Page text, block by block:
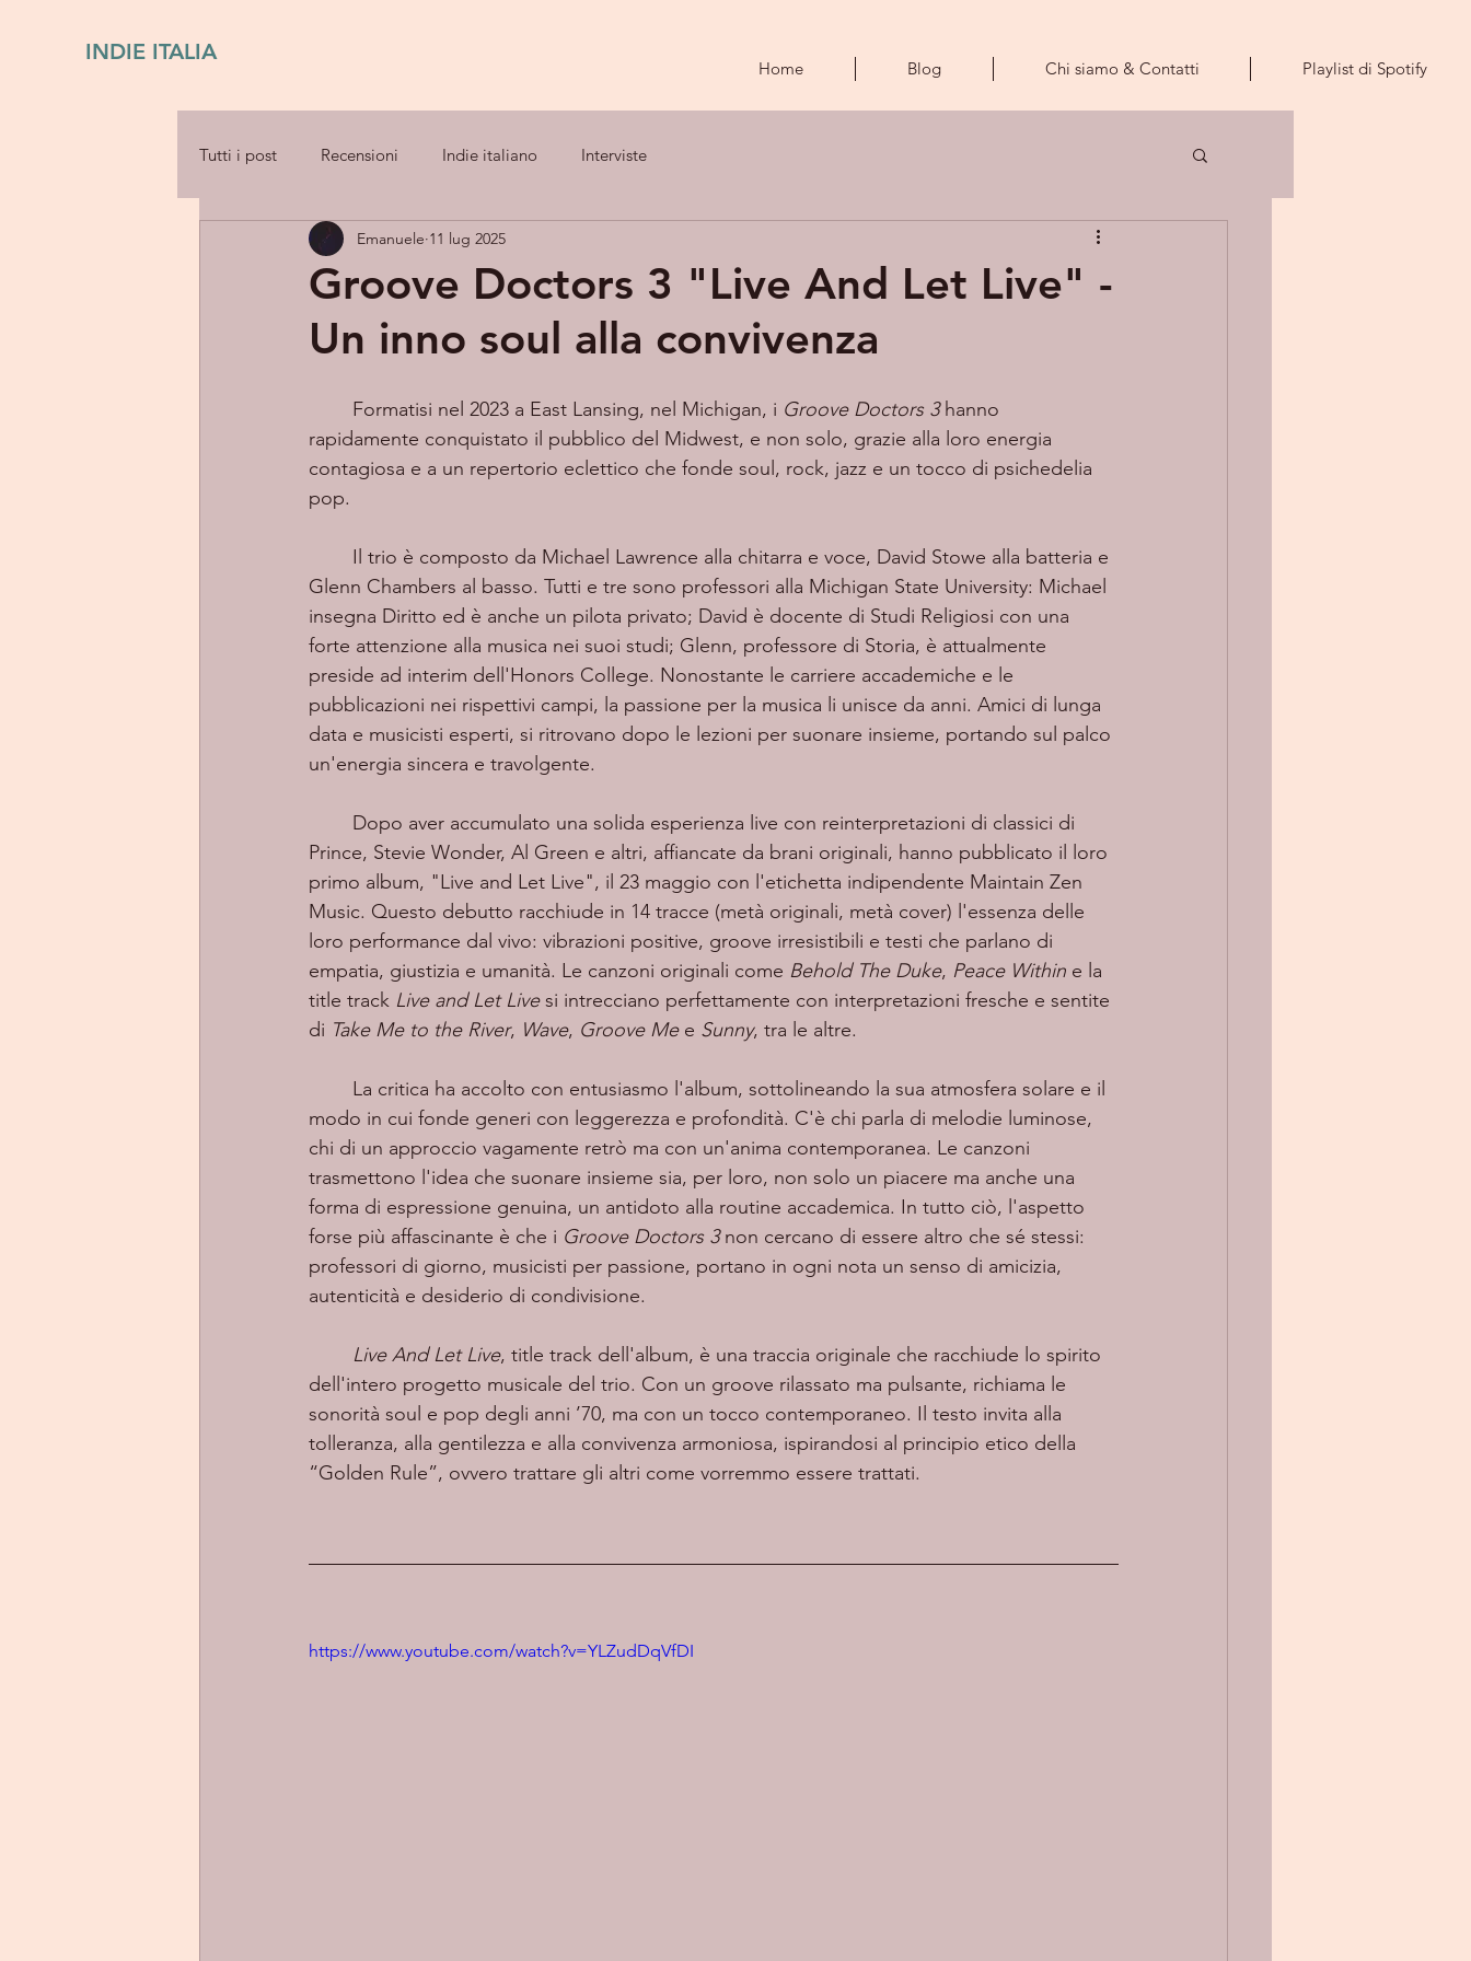
INDIE ITALIA
Home Blog Chi siamo & Contatti Playlist di Spotify
Tutti i post Recensioni Indie italiano Interviste
Groove Doctors 3 "Live And Let Live" -
Un inno soul alla convivenza
Emanuele 11 lug 2025
	Formatisi nel 2023 a East Lansing, nel Michigan, i
Groove Doctors 3 hanno
rapidamente conquistato il pubblico del Midwest, e non solo, grazie alla loro energia
contagiosa e a un repertorio eclettico che fonde soul, rock, jazz e un tocco di psichedelia
pop.
Glenn Chambers al basso. Tutti e tre sono professori alla Michigan State University: Michael
insegna Diritto ed è anche un pilota privato; David è docente di Studi Religiosi con una
forte attenzione alla musica nei suoi studi; Glenn, professore di Storia, è attualmente
preside ad interim dell'Honors College. Nonostante le carriere accademiche e le
pubblicazioni nei rispettivi campi, la passione per la musica li unisce da anni. Amici di lunga
data e musicisti esperti, si ritrovano dopo le lezioni per suonare insieme, portando sul palco
un'energia sincera e travolgente.
Prince, Stevie Wonder, Al Green e altri, affiancate da brani originali, hanno pubblicato il loro
primo album, "Live and Let Live", il 23 maggio con l'etichetta indipendente Maintain Zen
Music. Questo debutto racchiude in 14 tracce (metà originali, metà cover) l'essenza delle
loro performance dal vivo: vibrazioni positive, groove irresistibili e testi che parlano di
empatia, giustizia e umanità. Le canzoni originali come Behold The Duke, Peace Within e la
title track Live and Let Live si intrecciano perfettamente con interpretazioni fresche e sentite
di Take Me to the River, Wave, Groove Me e Sunny, tra le altre.
modo in cui fonde generi con leggerezza e profondità. C'è chi parla di melodie luminose,
chi di un approccio vagamente retrò ma con un'anima contemporanea. Le canzoni
trasmettono l'idea che suonare insieme sia, per loro, non solo un piacere ma anche una
forma di espressione genuina, un antidoto alla routine accademica. In tutto ciò, l'aspetto
forse più affascinante è che i Groove Doctors 3 non cercano di essere altro che sé stessi:
professori di giorno, musicisti per passione, portano in ogni nota un senso di amicizia,
autenticità e desiderio di condivisione.
Live And Let Live, title track dell'album, è una traccia originale che racchiude lo spirito
dell'intero progetto musicale del trio. Con un groove rilassato ma pulsante, richiama le
sonorità soul e pop degli anni ’70, ma con un tocco contemporaneo. Il testo invita alla
tolleranza, alla gentilezza e alla convivenza armoniosa, ispirandosi al principio etico della
“Golden Rule”, ovvero trattare gli altri come vorremmo essere trattati.
https://www.youtube.com/watch?v=YLZudDqVfDI